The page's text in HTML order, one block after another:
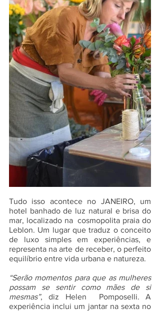
Tudo isso acontece no JANEIRO, um
hotel banhado de luz natural e brisa do
mar, localizado na  cosmopolita praia do
Leblon. Um lugar que traduz o conceito
de luxo simples em experiências, e
representa na arte de receber, o perfeito
equilíbrio entre vida urbana e natureza.
“Serão momentos para que as mulheres
possam se sentir como mães de si
mesmas”, diz Helen  Pomposelli. A
experiência inclui um jantar na sexta no